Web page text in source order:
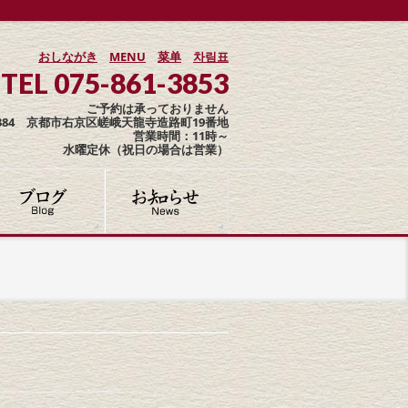
おしながき MENU 菜单 차림표
TEL 075-861-3853
ご予約は承っておりません
京都市右京区嵯峨天龍寺造路町19番地
営業時間：11時～
水曜定休（祝日の場合は営業）